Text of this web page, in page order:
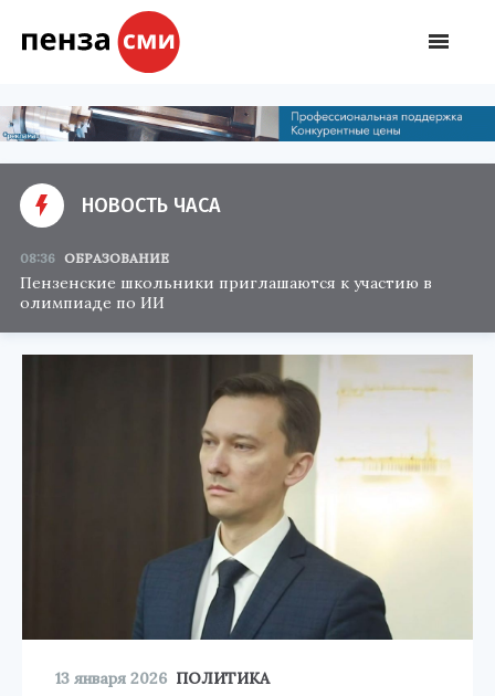
НОВОСТЬ ЧАСА
08:36 ОБРАЗОВАНИЕ
Пензенские школьники приглашаются к участию в
олимпиаде по ИИ
13 января 2026 ПОЛИТИКА